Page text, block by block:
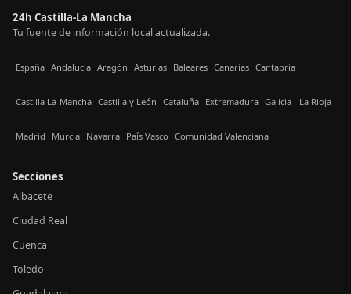
24h Castilla-La Mancha
Tu fuente de información local actualizada.
España Andalucía Aragón Asturias Baleares Canarias Cantabria
Castilla La-Mancha Castilla y León Cataluña Extremadura Galicia La Rioja
Madrid Murcia Navarra País Vasco Comunidad Valenciana
Secciones
Albacete
Ciudad Real
Cuenca
Toledo